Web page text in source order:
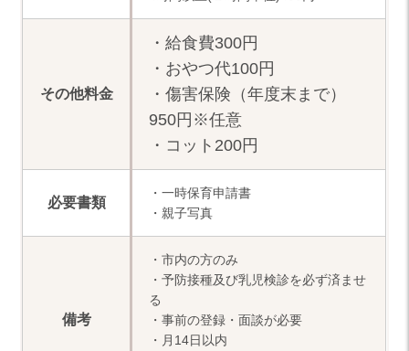
その他料金
・給食費300円
・おやつ代100円
・傷害保険（年度末まで）
950円※任意
・コット 200円
必要書類
・一時保育申請書
・親子写真
備考
・市内の方のみ
・予防接種及び乳児検診を必ず済ませ
る
・事前の登録・面談が必要
・月14日以内